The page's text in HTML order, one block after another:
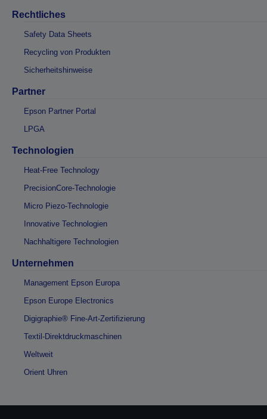
Rechtliches
Safety Data Sheets
Recycling von Produkten
Sicherheitshinweise
Partner
Epson Partner Portal
LPGA
Technologien
Heat-Free Technology
PrecisionCore-Technologie
Micro Piezo-Technologie
Innovative Technologien
Nachhaltigere Technologien
Unternehmen
Management Epson Europa
Epson Europe Electronics
Digigraphie® Fine-Art-Zertifizierung
Textil-Direktdruckmaschinen
Weltweit
Orient Uhren